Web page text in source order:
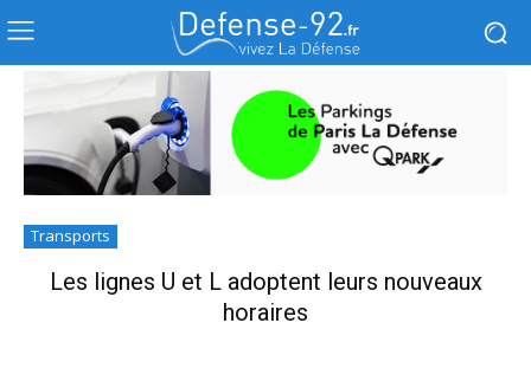
Transports
Les lignes U et L adoptent leurs nouveaux
horaires